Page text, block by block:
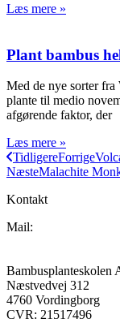
Læs mere »
Plant bambus
Med de nye sorter fra
plante til medio
afgørende faktor, der
Læs mere »
TidligereForrige
NæsteMalachite
Kontakt
Mail:
Bambusplanteskolen
Næstvedvej 312
4760 Vordingborg
CVR: 21517496